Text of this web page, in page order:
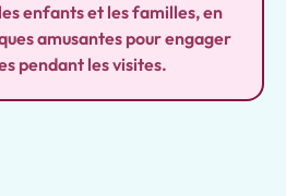
enfants et les familles, en
amusantes pour engager
pendant les visites.